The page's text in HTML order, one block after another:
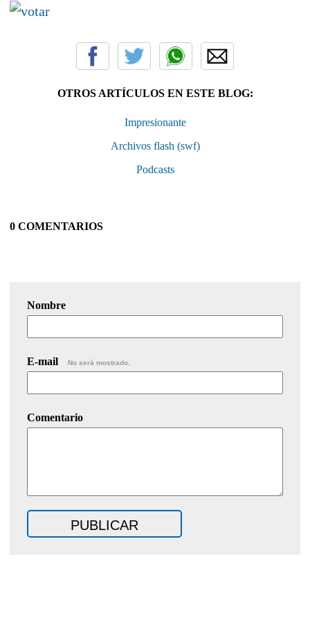
OTROS ARTÍCULOS EN ESTE BLOG:
Impresionante
Archivos flash (swf)
Podcasts
0 COMENTARIOS
Nombre
E-mail No será mostrado.
Comentario